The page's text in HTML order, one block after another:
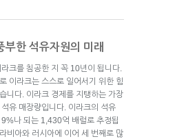
부한 석유자원의 미래
크를 침공한 지 꼭 10년이 됩니다.
이라크는 스스로 일어서기 위한 힘
니다. 이라크 경제를 지탱하는 가장
유 매장량입니다. 이라크의 석유
나 되는 1,430억 배럴로 추정됩
비아와 러시아에 이어 세 번째로 많